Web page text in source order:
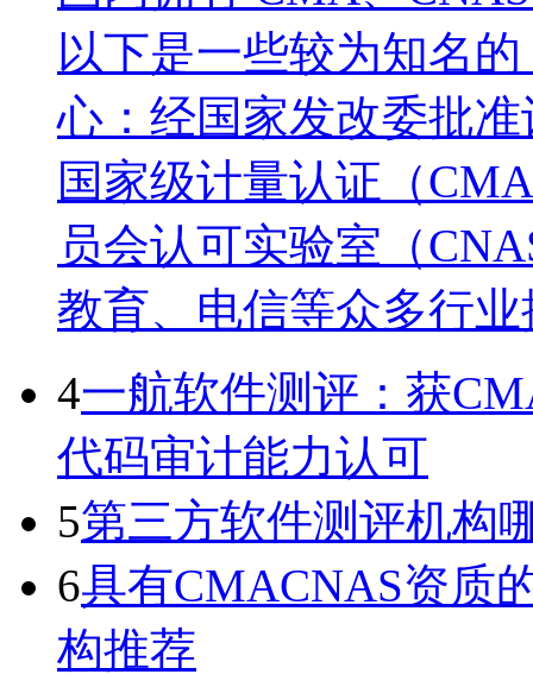
以下是一些较为知名
心：经国家发改委批
国家级计量认证（
员会认可实验室（
教育、电信等众多行
4一航软件测评：获
代码审计能力认可
5第三方软件测评机构
6具有CMACNAS资质
构推荐